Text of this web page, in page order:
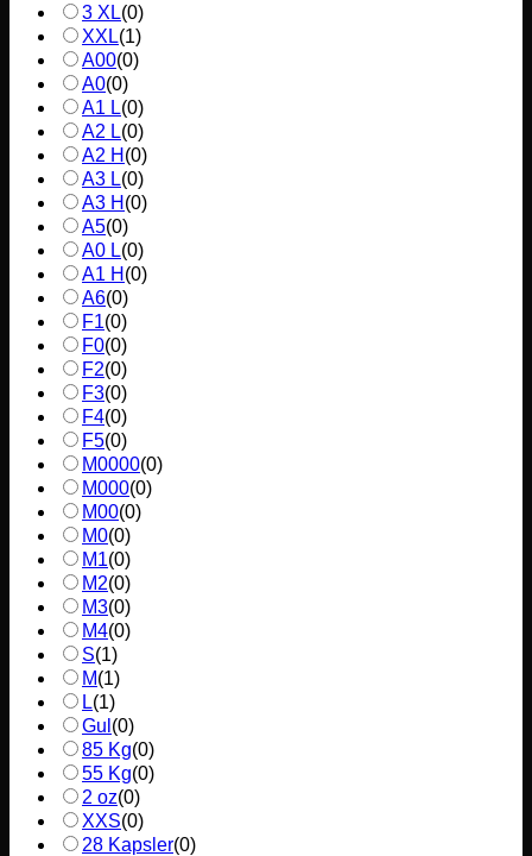
3 XL(0)
XXL(1)
A00(0)
A0(0)
A1 L(0)
A2 L(0)
A2 H (0)
A3 L(0)
A3 H (0)
A5(0)
A0 L(0)
A1 H (0)
A6(0)
F1(0)
F0(0)
F2(0)
F3(0)
F4(0)
F5(0)
M0000(0)
M000(0)
M00(0)
M0(0)
M1(0)
M2(0)
M3(0)
M4(0)
S(1)
M(1)
L(1)
Gul (0)
85 Kg(0)
55 Kg(0)
2 oz(0)
XXS(0)
28 Kapsler(0)